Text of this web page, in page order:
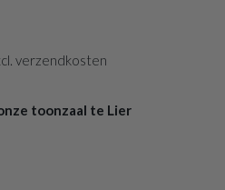
verzendkosten
toonzaal te Lier